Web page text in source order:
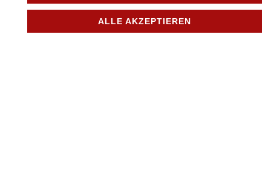
Sahnesauce
JETZT BESTELLEN
ALLE AKZEPTIEREN